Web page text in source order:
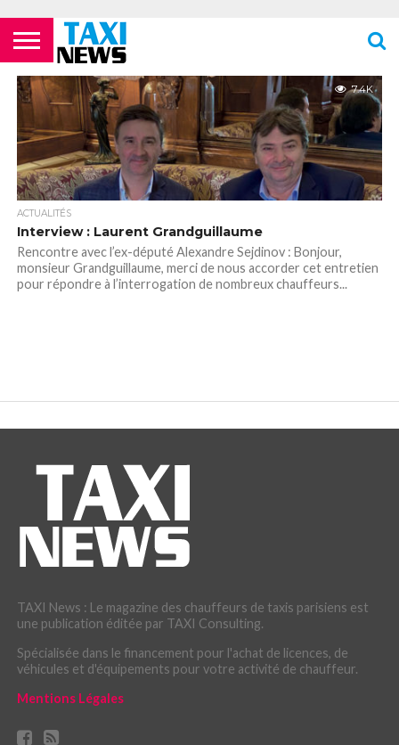
ACTUALITÉS
ECOLES DE
FORMATION
TAXIS
PARISIENS
LES
COMPAGNIES
AÉRIENNES /
AÉROPORTS
ROISSY –
CDG
LES
FOURRIÈRES
LES
PHARMACIES
24H/24 OU
TARDIVES
LES
STATIONS
DE TAXIS
LES
TOILETTES
PUBLIQUES
MENTIONS
LÉGALES
NEWSLETTER
NOUS
CONTACTER
POLITIQUE DE
CONFIDENTIALITÉ
VIDÉOS
7.4K
ACTUALITÉS
Interview : Laurent Grandguillaume
Rencontre avec l’ex-député Alexandre Sejdinov : Bonjour,
monsieur Grandguillaume, merci de nous accorder cet entretien
pour répondre à l’interrogation de nombreux chauffeurs...
TAXI News : Le magazine des chauffeurs de taxis parisiens est
une publication éditée par TAXI Consulting.
Spécialisée dans le financement pour l'achat de licences, de
véhicules et d'équipements pour votre activité de chauffeur.
Mentions Légales